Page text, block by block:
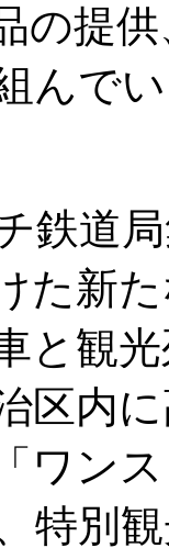
の提
んで
鉄道
た新
と観
区内
ワン
特別